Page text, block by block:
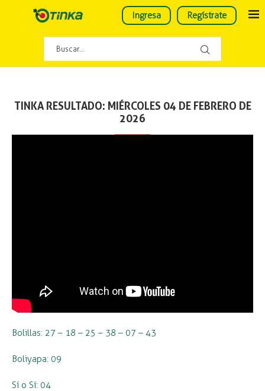
Ingresa Regístrate
TINKA RESULTADO: MIÉRCOLES 04 DE FEBRERO DE
2026
Bolillas: 27 – 18 – 25 – 38 – 07 – 43
Boliyapa: 09
Sí o Sí: 04